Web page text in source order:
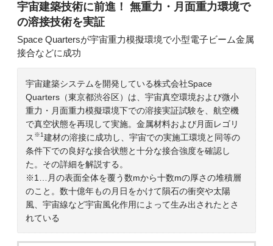
宇宙建築技術に前進！ 無重力・月面重力環境で
の溶接技術を実証
Space Quartersが宇宙重力模擬環境で小型電子ビーム金属
接合などに成功
宇宙建築システムを開発している株式会社Space
Quarters（東京都渋谷区）は、宇宙真空環境および微小
重力・月面重力模擬環境下での溶接実証試験を、航空機
で真空状態を再現して実施。金属材料および月面レゴリ
ス ※1建材の溶接に成功し、宇宙での実施工環境と同等の
条件下での良好な接合状態と十分な接合強度を確認し
た。その詳細を解説する。
※1…月の表面全体を覆う数mから十数mの厚さの堆積層
のこと。数十億年もの月日をかけて隕石の衝突や太陽
風、宇宙線など宇宙風化作用によって生み出されたとさ
れている